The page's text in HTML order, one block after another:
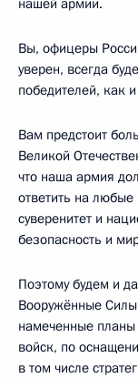
Вы, офицеры
уверен, всегда
победителей, как
Вам предстоит
Великой
что наша армия
ответить на
суверенитет и
безопасность и
Поэтому будем и
Вооружённые
намеченные
войск, по
в том числе